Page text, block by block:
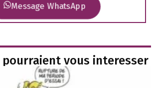
Message WhatsApp
vous interesser